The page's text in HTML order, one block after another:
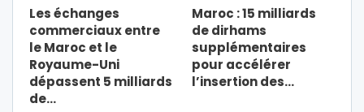
Les échanges
commerciaux entre
le Maroc et le
Royaume-Uni
dépassent 5 milliards
de…
Maroc : 15 milliards
de dirhams
supplémentaires
pour accélérer
l’insertion des…